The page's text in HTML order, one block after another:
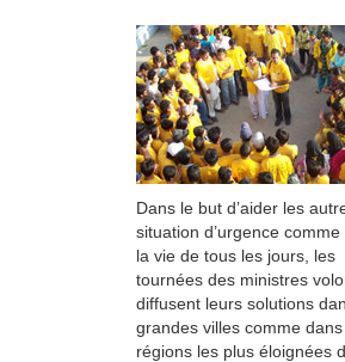
Dans le but d’aider les
situation d’urgence comme
la vie de tous les jours, les
tournées des ministres
diffusent leurs solutions
grandes villes comme
régions les plus éloignées